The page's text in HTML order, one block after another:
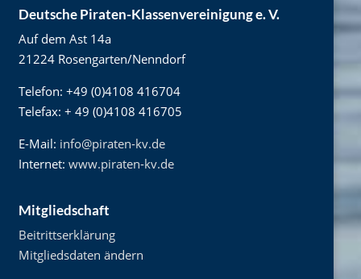
Deutsche Piraten-Klassenvereinigung e. V.
Auf dem Ast 14a
21224 Rosengarten/Nenndorf
Telefon: +49 (0)4108 416704
Telefax: + 49 (0)4108 416705
E-Mail: info@piraten-kv.de
Internet: www.piraten-kv.de
Mitgliedschaft
Beitrittserklärung
Mitgliedsdaten ändern